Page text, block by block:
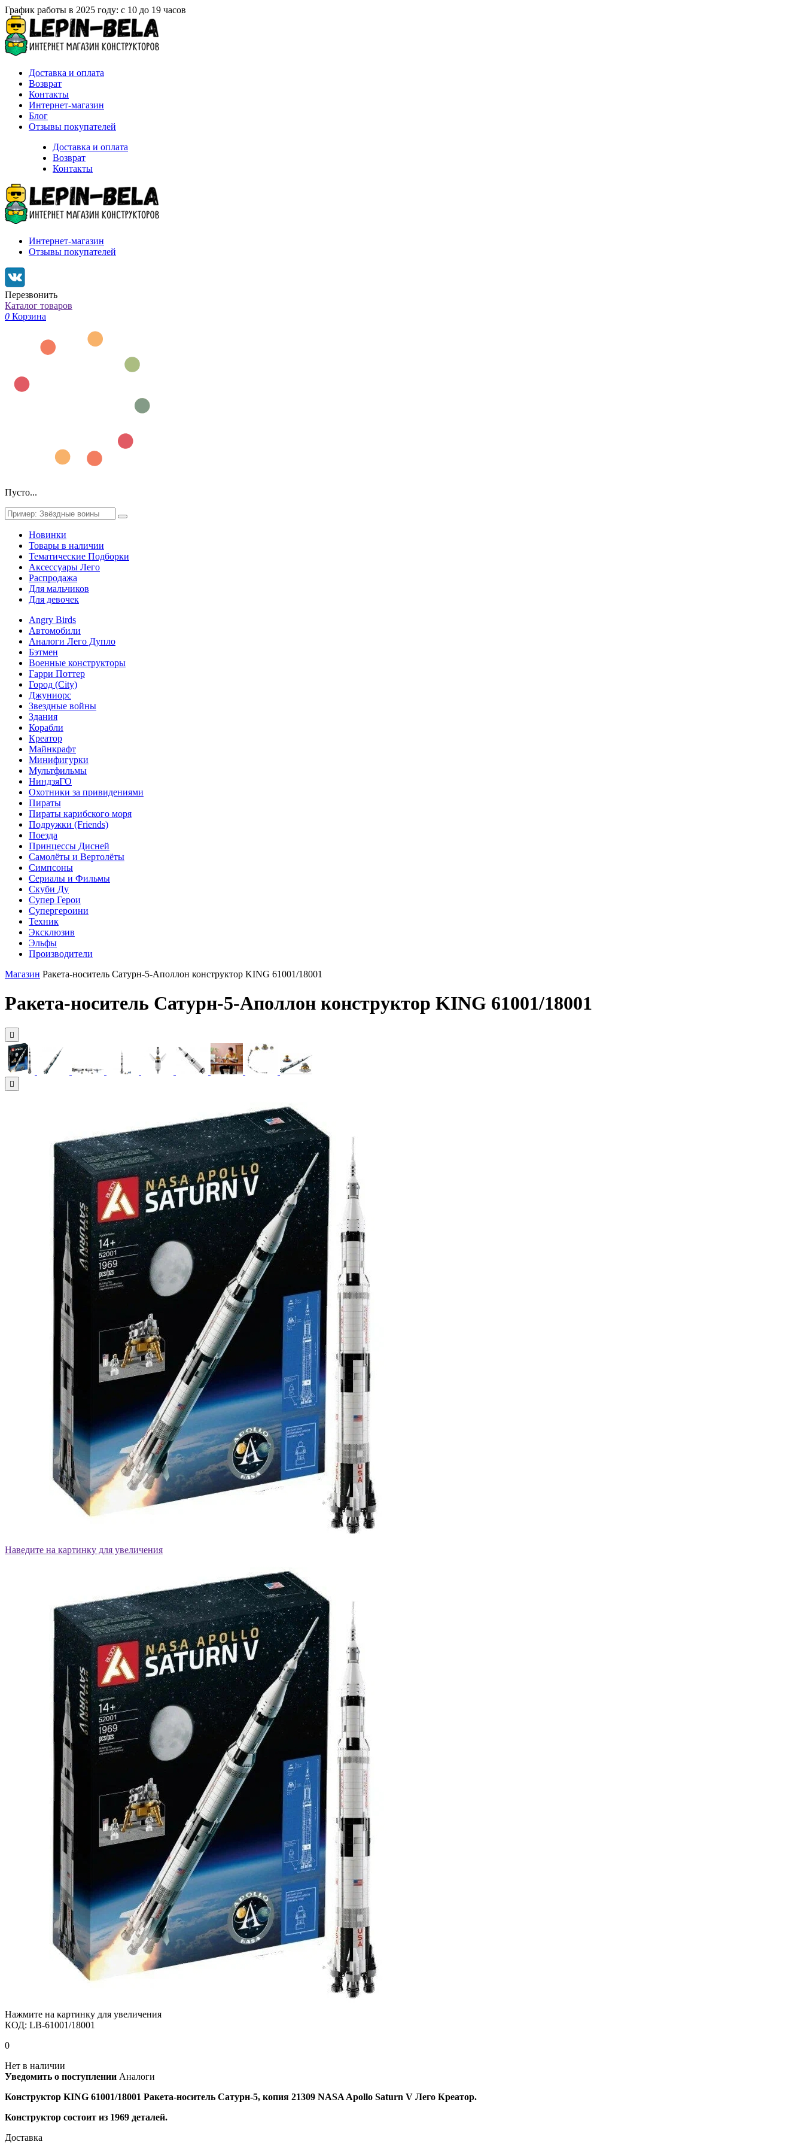
График работы в 2025 году: с 10 до 19 часов
Доставка и оплата
Возврат
Контакты
Интернет-магазин
Блог
Отзывы покупателей
Доставка и оплата
Возврат
Контакты
Интернет-магазин
Отзывы покупателей
Перезвонить
Каталог товаров
0 Корзина
Пусто...
Новинки
Товары в наличии
Тематические Подборки
Аксессуары Лего
Распродажа
Для мальчиков
Для девочек
Angry Birds
Автомобили
Аналоги Лего Дупло
Бэтмен
Военные конструкторы
Гарри Поттер
Город (City)
Джуниорс
Звездные войны
Здания
Корабли
Креатор
Майнкрафт
Минифигурки
Мультфильмы
НиндзяГО
Охотники за привидениями
Пираты
Пираты карибского моря
Подружки (Friends)
Поезда
Принцессы Дисней
Самолёты и Вертолёты
Симпсоны
Сериалы и Фильмы
Скуби Ду
Супер Герои
Супергероини
Техник
Эксклюзив
Эльфы
Производители
Магазин Ракета-носитель Сатурн-5-Аполлон конструктор KING 61001/18001
Ракета-носитель Сатурн-5-Аполлон конструктор KING 61001/18001
Наведите на картинку для увеличения
Нажмите на картинку для увеличения
КОД: LB-61001/18001
0
Нет в наличии
Уведомить о поступлении Аналоги
Конструктор KING 61001/18001 Ракета-носитель Сатурн-5, копия 21309 NASA Apollo Saturn V Лего Креатор.
Конструктор состоит из 1969 деталей.
Доставка